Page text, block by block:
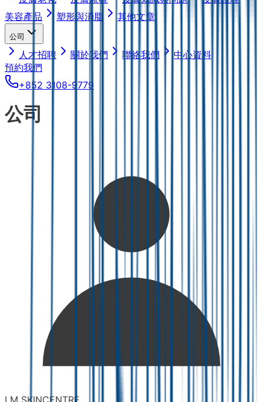
美容產品
塑形與消脂 其他文章
公司
人才招聘 關於我們 聯絡我們
中心資料
預約我們
+852 3108-9779
公司
LM SKINCENTRE